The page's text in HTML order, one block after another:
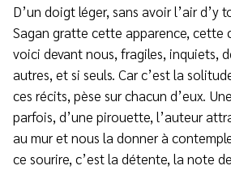
D’un doigt léger, sans avoir l’air d’y
Sagan gratte cette apparence, cette
voici devant nous, fragiles, inquiets,
autres, et si seuls. Car c’est la
ces récits, pèse sur chacun d’eux.
parfois, d’une pirouette, l’auteur
au mur et nous la donner à
ce sourire, c’est la détente, la note